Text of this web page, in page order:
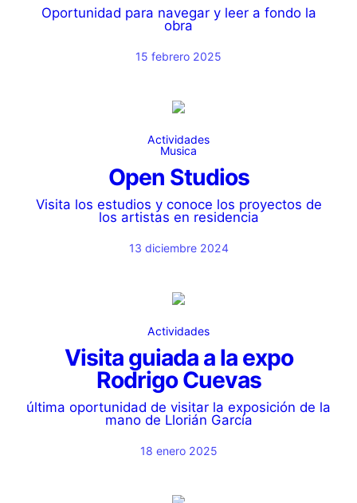
Oportunidad para navegar y leer a fondo la
obra
15 febrero 2025
Actividades
Musica
Open Studios
Visita los estudios y conoce los proyectos de
los artistas en residencia
13 diciembre 2024
Actividades
Visita guiada a la expo
Rodrigo Cuevas
última oportunidad de visitar la exposición de la
mano de Llorián García
18 enero 2025